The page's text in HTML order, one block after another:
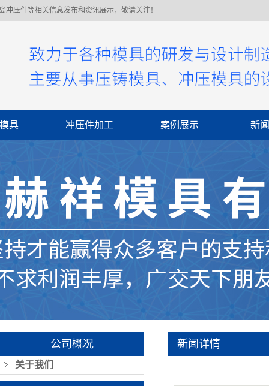
冲压件等相关信息发布和资讯展示，敬请关注！
具 冲压件加工 案例展示 新
常
公司概况
关于我们
新闻详情